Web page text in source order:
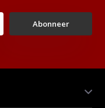
Abonneer